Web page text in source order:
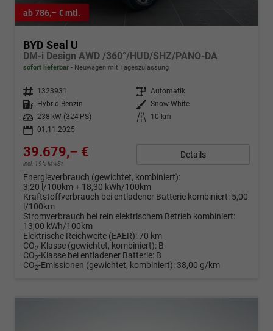
ab 786,– € mtl.
BYD Seal U
DM-i Design AWD /360°/HUD/SHZ/PANO-DA
sofort lieferbar Neuwagen mit Tageszulassung
Fahrzeugnr. 1323931 Getriebe Automatik
Kraftstoff
Hybrid Benzin Außenfarbe Snow White
Leistung
238 kW (324 PS) Kilometerstand
10 km
01.11.2025
39.679,– €
incl. 19% MwSt.
Details
Energieverbrauch (gewichtet, kombiniert):
3,20 l/100km + 18,30 kWh/100km
Kraftstoffverbrauch bei entladener Batterie kombiniert: 5,00
l/100km
Stromverbrauch bei rein elektrischem Betrieb kombiniert:
13,00 kWh/100km
Elektrische Reichweite (EAER):70 km
CO2-Klasse (gewichtet, kombiniert): B
CO2-Klasse bei entladener Batterie: B
CO2-Emissionen (gewichtet, kombiniert): 38,00 g/km